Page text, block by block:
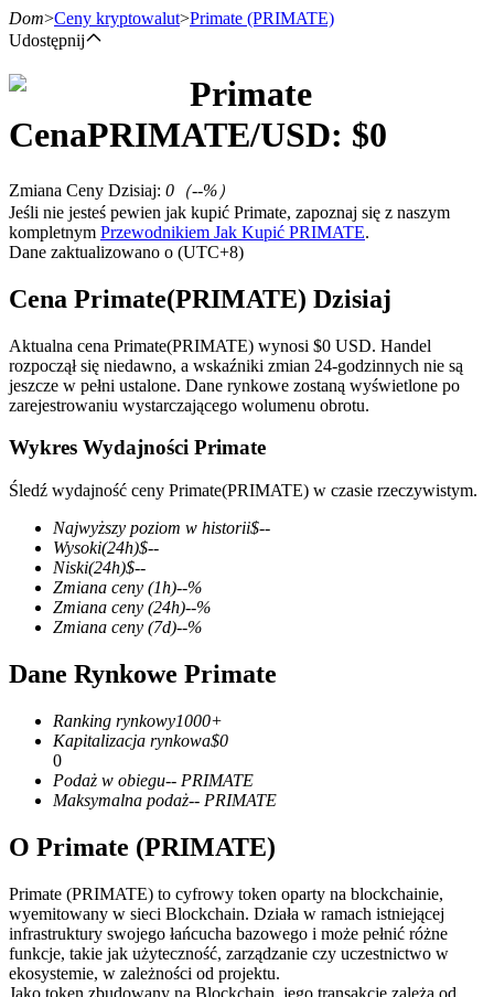
Kontrakty futures wykorzystujące USDT jako zabezpieczenie
Kontrakty terminowe COIN-M
Kontrakty terminowe na kryptowaluty
TradFi
Instrumenty pochodne na akcje, forex, metale szlachetne i
towary
Dom>Ceny kryptowalut>Primate (PRIMATE)
Udostępnij
Primate
CenaPRIMATE/USD: $0
Zmiana Ceny Dzisiaj: 0 （--%）
Jeśli nie jesteś pewien jak kupić Primate, zapoznaj się z naszym
kompletnym Przewodnikiem Jak Kupić PRIMATE.
Dane zaktualizowano o (UTC+8)
Cena Primate(PRIMATE) Dzisiaj
Aktualna cena Primate(PRIMATE) wynosi $0 USD. Handel
rozpoczął się niedawno, a wskaźniki zmian 24-godzinnych nie są
jeszcze w pełni ustalone. Dane rynkowe zostaną wyświetlone po
zarejestrowaniu wystarczającego wolumenu obrotu.
Wykres Wydajności Primate
Śledź wydajność ceny Primate(PRIMATE) w czasie rzeczywistym.
Najwyższy poziom w historii$--
Wysoki(24h)$--
Niski(24h)$--
Zmiana ceny (1h)--%
Zmiana ceny (24h)--%
Zmiana ceny (7d)--%
Dane Rynkowe Primate
Ranking rynkowy1000+
Kapitalizacja rynkowa$0
0
Podaż w obiegu-- PRIMATE
Maksymalna podaż-- PRIMATE
O Primate (PRIMATE)
Primate (PRIMATE) to cyfrowy token oparty na blockchainie,
wyemitowany w sieci Blockchain. Działa w ramach istniejącej
infrastruktury swojego łańcucha bazowego i może pełnić różne
funkcje, takie jak użyteczność, zarządzanie czy uczestnictwo w
ekosystemie, w zależności od projektu.
Jako token zbudowany na Blockchain, jego transakcje zależą od